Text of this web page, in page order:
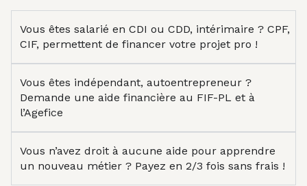
Vous êtes salarié en CDI ou CDD, intérimaire ? CPF,
CIF, permettent de financer votre projet pro !
Vous êtes indépendant, autoentrepreneur ?
Demande une aide financière au FIF-PL et à
l’Agefice
Vous n’avez droit à aucune aide pour apprendre
un nouveau métier ? Payez en 2/3 fois sans frais !